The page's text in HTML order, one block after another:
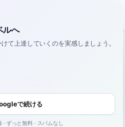
ルへ
て上達していくのを実感しましょう。
で続ける
· ずっと無料 · スパムなし